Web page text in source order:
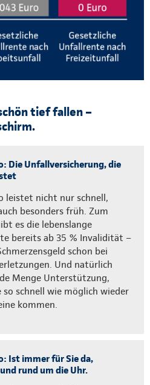
tief fallen –
Die Unfallversicherung, die
leistet nicht nur schnell,
besonders früh. Zum
es die lebenslange
bereits ab 35 % Invalidität –
schon bei
Und natürlich
Menge Unterstützung,
so schnell wie möglich wieder
kommen.
Ist immer für Sie da,
rund um die Uhr.